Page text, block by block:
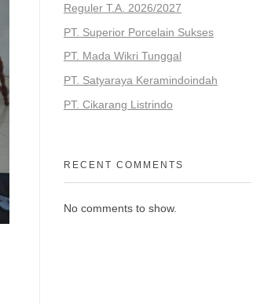
Reguler T.A. 2026/2027
PT. Superior Porcelain Sukses
PT. Mada Wikri Tunggal
PT. Satyaraya Keramindoindah
PT. Cikarang Listrindo
RECENT COMMENTS
No comments to show.